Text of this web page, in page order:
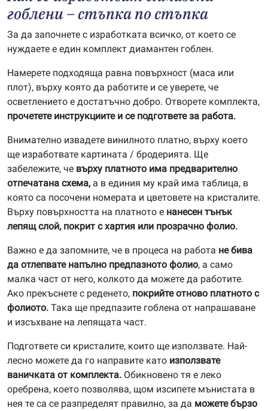
гоблени – стъпка по стъпка
За да започнете с изработката всичко, от което се
нуждаете е един комплект диамантен гоблен.
Намерете подходяща равна повърхност (маса или
плот), върху която да работите и се уверете, че
осветлението е достатъчно добро. Отворете комплекта,
прочетете инструкциите и се подгответе за работа.
Внимателно извадете винилното платно, върху което
ще изработвате картината / бродерията. Ще
забележите, че върху платното има предварително
отпечатана схема, а в единия му край има таблица, в
която са посочени номерата и цветовете на кристалите.
Върху повърхността на платното е нанесен тънък
лепящ слой, покрит с хартия или прозрачно фолио.
Важно е да запомните, че в процеса на работа не бива
да отлепвате напълно предпазното фолио, а само
малка част от него, колкото да можете да работите.
Ако прекъснете с реденето, покрийте отново платното с
фолиото. Така ще предпазите гоблена от напрашаване
и изсъхване на лепящата част.
Подгответе си кристалите, които ще използвате. Най-
лесно можете да го направите като използвате
ваничката от комплекта. Обикновено тя е леко
оребрена, което позволява, щом изсипете мънистата в
нея те са се разпределят правилно, за да можете бързо